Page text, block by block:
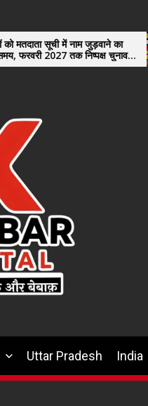
में नाम जुड़वाने का
तक निष्पक्ष चुनाव
Uttar Pradesh India